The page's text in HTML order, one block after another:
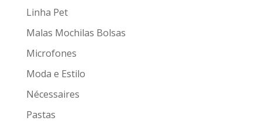
Linha Pet
Malas Mochilas Bolsas
Microfones
Moda e Estilo
Nécessaires
Pastas